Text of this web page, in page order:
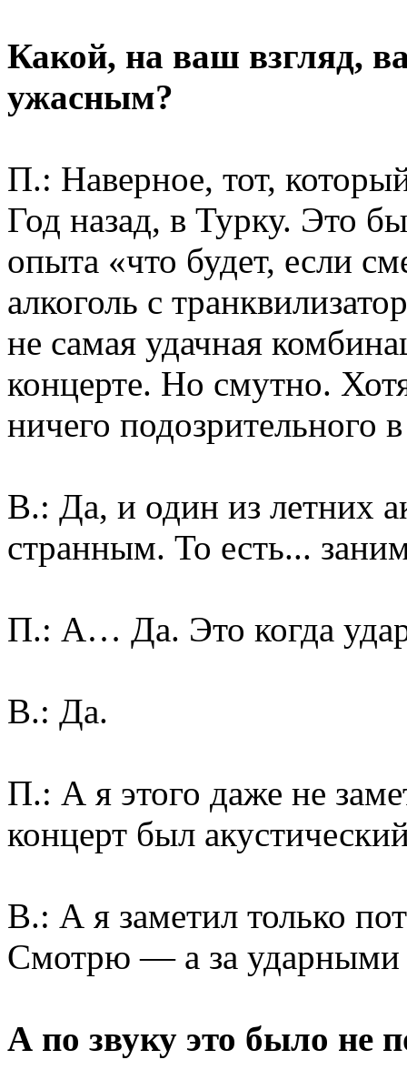
Какой, на ваш взгляд,
ужасным?
П.: Наверное, тот,
Год назад, в Турку. Это
опыта «что будет, если
алкоголь с
не самая удачная
концерте. Но смутно.
ничего подозрительного
В.: Да, и один из летних
странным. То есть...
П.: А… Да. Это когда
В.: Да.
П.: А я этого даже не
концерт был
В.: А я заметил только
Смотрю — а за ударными
А по звуку это было не